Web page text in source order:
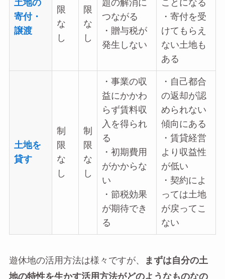
土地の
寄付・
譲渡
限
な
し
限
な
し
題の解消に
つながる
・贈与税が
発生しない
ことになる
・寄付を受
けてもらえ
ない土地も
ある
土地を
貸す
制
限
な
し
制
限
な
し
・事業の収
益にかかわ
らず賃料収
入を得られ
る
・初期費用
がかからな
い
・節税効果
が期待でき
る
・自己都合
の返却が認
められない
傾向にある
・賃貸経営
より収益性
が低い
・契約によ
っては土地
が戻ってこ
ない
遊休地の活用方法は様々ですが、
まずは自分の土
地の特性を生かす活用方法がどのようなものなの